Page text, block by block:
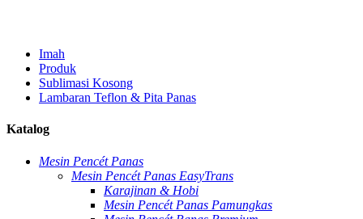
Imah
Produk
Sublimasi Kosong
Lambaran Teflon & Pita Panas
Katalog
Mesin Pencét Panas
Mesin Pencét Panas EasyTrans
Karajinan & Hobi
Mesin Pencét Panas Pamungkas